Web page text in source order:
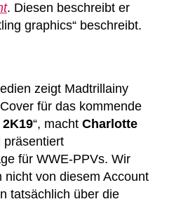
. Diesen beschreibt er
graphics“ beschreibt.
zeigt Madtrillainy
für das kommende
2K19“, macht Charlotte
präsentiert
für WWE-PPVs. Wir
nicht von diesem Account
tatsächlich über die